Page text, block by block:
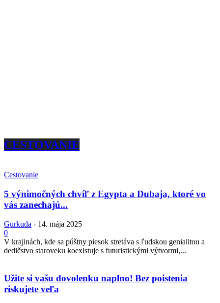
CESTOVANIE
Cestovanie
5 výnimočných chvíľ z Egypta a Dubaja, ktoré vo
vás zanechajú...
Gurkuda - 14. mája 2025
0
V krajinách, kde sa púštny piesok stretáva s ľudskou genialitou a
dedičstvo staroveku koexistuje s futuristickými výtvormi,...
Užite si vašu dovolenku naplno! Bez poistenia
riskujete veľa